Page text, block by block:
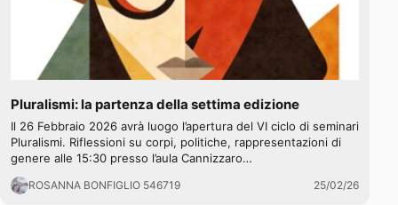
Pluralismi: la partenza della settima edizione
Il 26 Febbraio 2026 avrà luogo l’apertura del VI ciclo di seminari
Pluralismi. Riflessioni su corpi, politiche, rappresentazioni di
genere alle 15:30 presso l’aula Cannizzaro…
ROSANNA BONFIGLIO 546719 25/02/26